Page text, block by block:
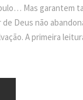
Mas garantem
Deus não
A primeira